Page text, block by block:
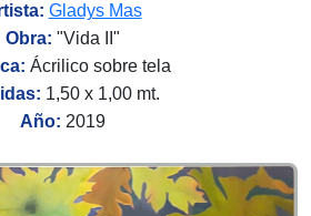
Gladys Mas
Obra: "Vida II"
Ácrilico sobre tela
1,50 x 1,00 mt.
Año: 2019